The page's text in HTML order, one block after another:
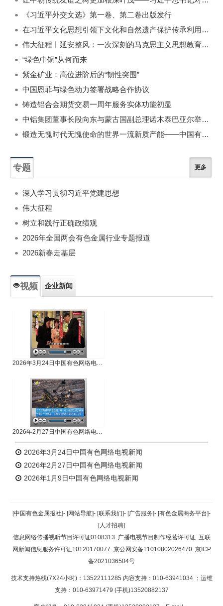
《习近平外交文选》第一卷、第二卷出版发行
在习近平文化思想引领下文化和自然遗产保护传承利用工作开创新局面
伟大征程丨延安整风：一次深刻的马克思主义思想教育运动
“绿色中铜”从何而来
紫金矿业：高位进阶后的“韧性突围”
中国恩菲与绿色动力签署战略合作协议
铸造铝合金期货交易一周年服务实体功能初显
中铝集团董事长段向东与蒙古国副总理诺木泰巴亚尔举行会谈
锻造无愧时代无愧使命的世界一流新质产能——中国有色金属工业的战略应对与破局之道（二）
专题 更多
深入学习贯彻习近平党建思想
伟大征程
树立和践行正确政绩观
2026年全国两会有色金属行业专题报道
2026新春走基层
视频 企业新闻
2026年3月24日中国有色网络电视新闻
2026年2月27日中国有色网络电视新闻
2026年3月24日中国有色网络电视新闻
2026年2月27日中国有色网络电视新闻
2026年1月9日中国有色网络电视新闻
[中国有色金属报社]- [网站导航]- [联系我们]- [广告服务]- [有色金属商务平台]-
[人才招聘]
信息网络传播视听节目许可证0108313 广播电视节目制作经营许可证 互联
网新闻信息服务许可证10120170077 京公网安备11010802026470 京ICP
备2021036504号
技术支持热线(7X24小时)：13522111285 内容支持：010-63941034 ；运维
支持：010-63971479 (手机)13520882137